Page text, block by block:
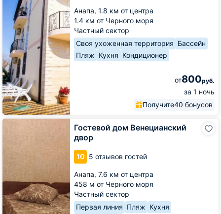
Анапа, 1.8 км от центра
1.4 км от Черного моря
Частный сектор
Своя ухоженная территория Бассейн
Пляж Кухня Кондиционер
от800руб.
за 1 ночь
Получите40 бонусов
Гостевой дом Венецианский
двор
10 5 отзывов гостей
Анапа, 7.6 км от центра
458 м от Черного моря
Частный сектор
Первая линия Пляж Кухня
Гостевой
Венецианский